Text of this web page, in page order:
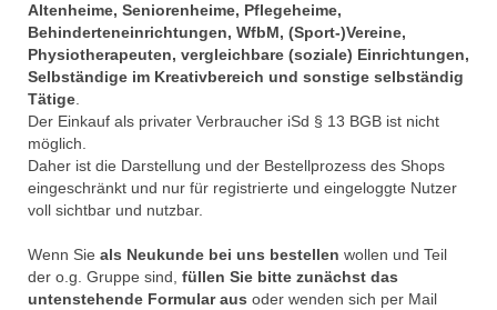
Altenheime, Seniorenheime, Pflegeheime,
Behinderteneinrichtungen, WfbM, (Sport-)Vereine,
Physiotherapeuten, vergleichbare (soziale) Einrichtungen,
Selbständige im Kreativbereich und sonstige selbständig
Tätige.
Der Einkauf als privater Verbraucher iSd § 13 BGB ist nicht
möglich.
Daher ist die Darstellung und der Bestellprozess des Shops
eingeschränkt und nur für registrierte und eingeloggte Nutzer
voll sichtbar und nutzbar.
Wenn Sie als Neukunde bei uns bestellen wollen und Teil
der o.g. Gruppe sind, füllen Sie bitte zunächst das
untenstehende Formular aus oder wenden sich per Mail